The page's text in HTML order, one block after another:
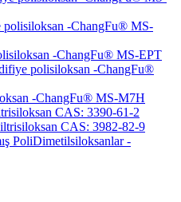
polisiloksan -ChangFu® MS-
-ChangFu® MS-EPT
polisiloksan -ChangFu®
-ChangFu® MS-M7H
CAS: 3390-61-2
CAS: 3982-82-9
PoliDimetilsiloksanlar -